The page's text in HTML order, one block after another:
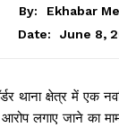
By:
Ekhabar
Date:
June 8,
थाना क्षेत्र में एक
लगाए जाने का